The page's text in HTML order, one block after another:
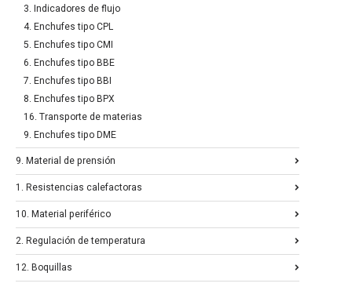
3. Indicadores de flujo
4. Enchufes tipo CPL
5. Enchufes tipo CMI
6. Enchufes tipo BBE
7. Enchufes tipo BBI
8. Enchufes tipo BPX
16. Transporte de materias
9. Enchufes tipo DME
9. Material de prensión
1. Resistencias calefactoras
10. Material periférico
2. Regulación de temperatura
12. Boquillas